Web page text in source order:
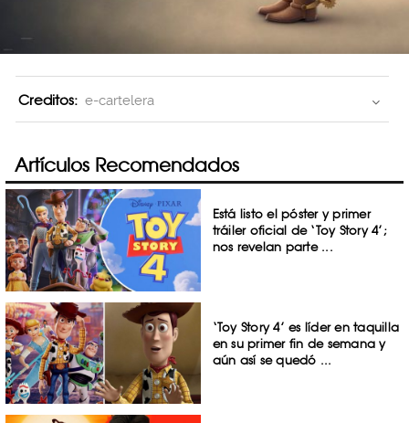
Creditos: e-cartelera
Artículos Recomendados
Está listo el póster y primer
tráiler oficial de ‘Toy Story 4’;
nos revelan parte ...
‘Toy Story 4’ es líder en taquilla
en su primer fin de semana y
aún así se quedó ...